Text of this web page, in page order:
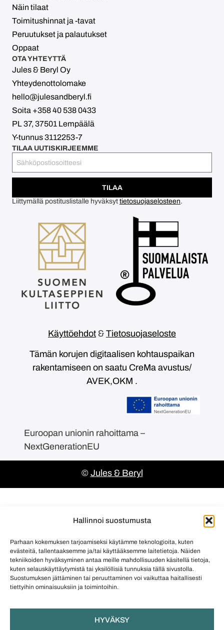
Hallinnoi suostumusta
Parhaan kokemuksen tarjoamiseksi käytämme teknologioita, kuten
evästeitä, tallentaaksemme ja/tai käyttääksemme laitetietoja. Näiden
tekniikoiden hyväksyminen antaa meille mahdollisuuden käsitellä tietoja,
kuten selauskäyttäytymistä tai yksilöllisiä tunnuksia tällä sivustolla.
Suostumuksen jättäminen tai peruuttaminen voi vaikuttaa haitallisesti
tiettyihin ominaisuuksiin ja toimintoihin.
HYVÄKSY
Näin tilaat
Toimitushinnat ja -tavat
Peruutukset ja palautukset
Oppaat
OTA YHTEYTTÄ
Jules & Beryl Oy
Yhteydenottolomake
hello@julesandberyl.fi
Soita +358 40 538 0433
PL 37, 37501 Lempäälä
Y-tunnus 3112253-7
TILAA UUTISKIRJEEMME
TILAA
Liittymällä postituslistalle hyväksyt tietosuojaselosteen.
Käyttöehdot & Tietosuojaseloste
Tämän korujen digitaalisen kohtauspaikan
rakentamiseen on saatu CreMa avustus/
AVEK,OKM .
Euroopan unionin rahoittama –
NextGenerationEU
© Jules & Beryl